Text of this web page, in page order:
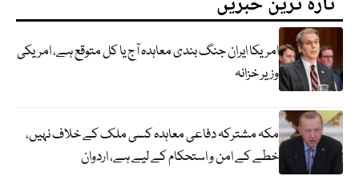
امریکا ایران جنگ بندی معاہدہ آج یا کل متوقع ہے، امریکی
وزیر خزانہ
مکہ مشترکہ دفاعی معاہدہ کسی ملک کے خلاف نہیں،
خطے کے امن و استحکام کے لیے ہے، اردوان